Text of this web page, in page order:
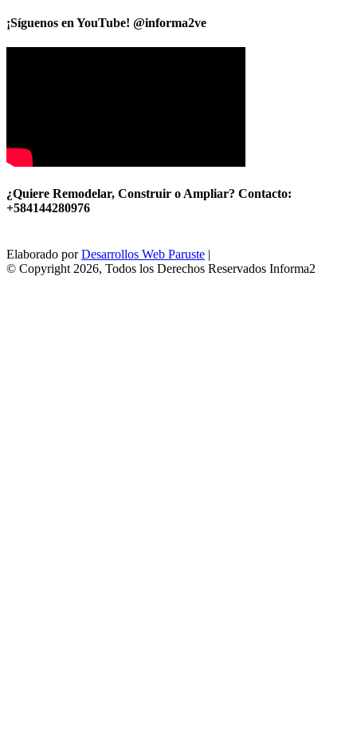
¡Síguenos en YouTube! @informa2ve
¿Quiere Remodelar, Construir o Ampliar? Contacto:
+584144280976
Elaborado porDesarrollos Web Paruste |
© Copyright 2026, Todos los Derechos Reservados Informa2